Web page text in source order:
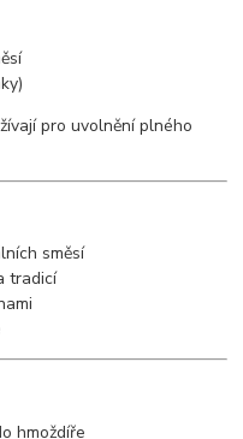
pro uvolnění plného
směsí
tradicí
hmoždíře